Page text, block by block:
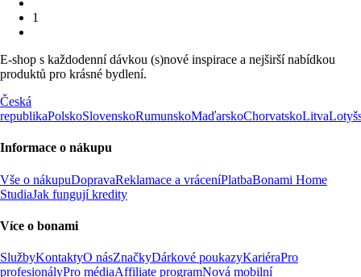
1
E-shop s každodenní dávkou (s)nové inspirace a nejširší nabídkou
produktů pro krásné bydlení.
Česká
republikaPolskoSlovenskoRumunskoMaďarskoChorvatskoLitva
Informace o nákupu
Vše o nákupuDopravaReklamace a vráceníPlatbaBonami Home
StudiaJak fungují kredity
Více o bonami
SlužbyKontaktyO násZnačkyDárkové poukazyKariéraPro
profesionályPro médiaAffiliate programNová mobilní